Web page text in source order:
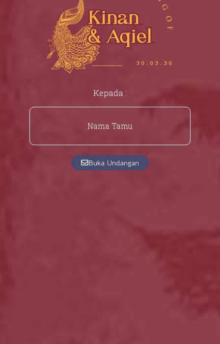
Kinan
& Aqiel
30.03.30
Kepada :
Nama Tamu
Buka Undangan